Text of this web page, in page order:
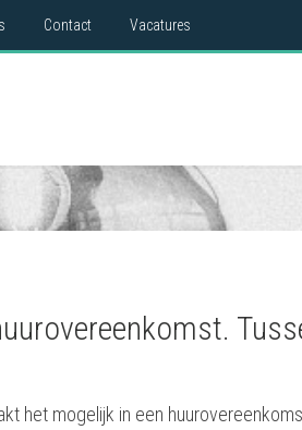
Contact Vacatures
het mogelijk in een